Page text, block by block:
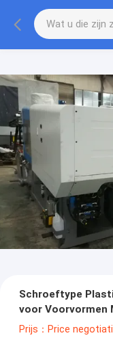
Schroeftype
voor Voorvormen
Prijs：Price